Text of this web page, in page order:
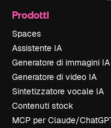
Prodotti
Spaces
Assistente IA
Generatore di immagini IA
Generatore di video IA
Sintetizzatore vocale IA
Contenuti stock
MCP per Claude/